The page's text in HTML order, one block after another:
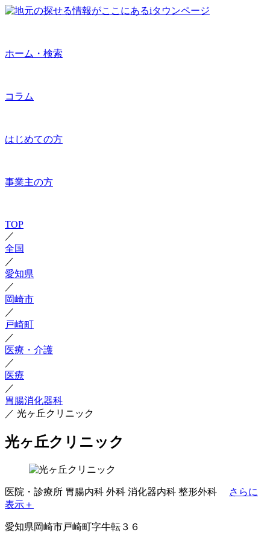
ホーム・検索
コラム
はじめての方
事業主の方
TOP
／
全国
／
愛知県
／
岡崎市
／
戸崎町
／
医療・介護
／
医療
／
胃腸消化器科
／ 光ヶ丘クリニック
光ヶ丘クリニック
医院・診療所 胃腸内科 外科 消化器内科 整形外科
さらに
表示＋
愛知県岡崎市戸崎町字牛転３６